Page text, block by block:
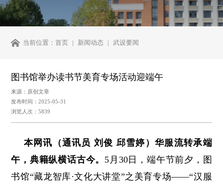
当前位置：首页 新闻动态 武设要闻
图书馆举办读书节美育专场活动迎端午
来源：原创文章
发布时间：2025-05-31
浏览人次：5839
本网讯（通讯员 刘俊 邱雪婷）华服流转承端
午，典籍纵横话古今。 5月30日，端午节前夕，图
书馆“藏龙智库·文化大讲堂”之美育专场——“汉服